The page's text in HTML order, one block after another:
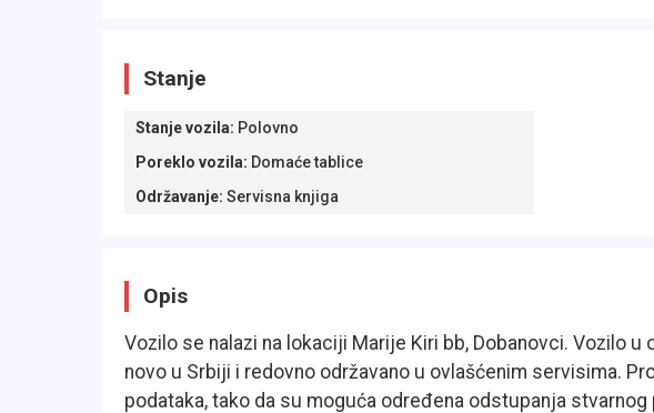
Stanje
Stanje vozila: Polovno
Poreklo vozila: Domaće tablice
Održavanje: Servisna knjiga
Opis
Vozilo se nalazi na lokaciji Marije Kiri bb, Dobanovci. Vozilo
novo u Srbiji i redovno održavano u ovlašćenim servisima.
podataka, tako da su moguća određena odstupanja